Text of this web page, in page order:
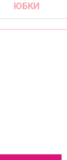
ЮБКИ